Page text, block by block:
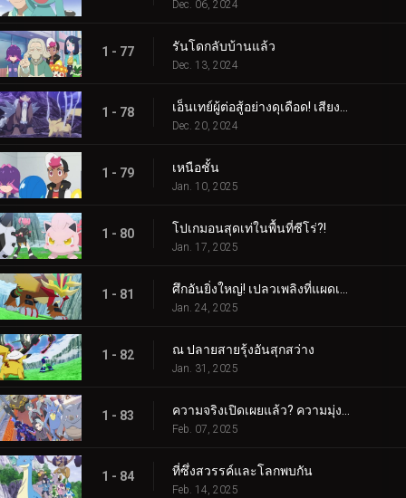
Dec. 06, 2024
1 - 77 รันโดกลับบ้านแล้ว
Dec. 13, 2024
1 - 78
Dec. 20, 2024
1 - 79 เหนือชั้น
Jan. 10, 2025
1 - 80 โปเกมอนสุดเท่ในพื้นที่ซีโร่?!
Jan. 17, 2025
1 - 81
Jan. 24, 2025
1 - 82 ณ ปลายสายรุ้งอันสุกสว่าง
Jan. 31, 2025
1 - 83
Feb. 07, 2025
1 - 84 ที่ซึ่งสวรรค์และโลกพบกัน
Feb. 14, 2025